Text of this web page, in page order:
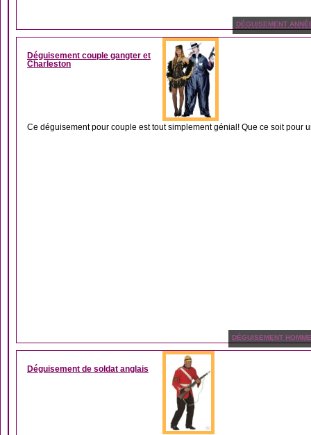
DÉGUISEMENT
Déguisement couple gangter et
Charleston
Ce déguisement pour couple est tout simplement génial! Que ce soit pour
DÉGUISEMENT HOMME
Déguisement de soldat anglais